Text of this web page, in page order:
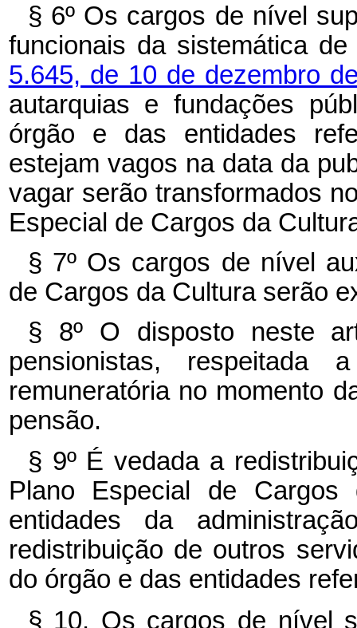
§ 6º Os cargos de nível
funcionais da sistemática
5.645, de 10 de dezembro
autarquias e fundações
órgão e das entidades
estejam vagos na data da
vagar serão transformados
Especial de Cargos da
§ 7º Os cargos de nível
de Cargos da Cultura serão
§ 8º O disposto neste
pensionistas, respeitada
remuneratória no momento
pensão.
§ 9º É vedada a
Plano Especial de
entidades da
redistribuição de outros
do órgão e das entidades
§ 10. Os cargos de nível